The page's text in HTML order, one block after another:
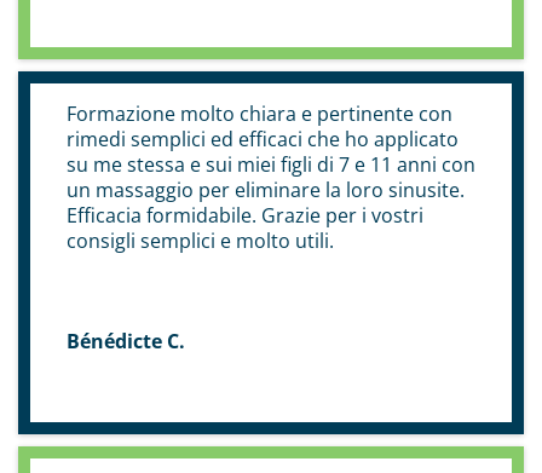
Formazione molto chiara e pertinente con
rimedi semplici ed efficaci che ho applicato
su me stessa e sui miei figli di 7 e 11 anni con
un massaggio per eliminare la loro sinusite.
Efficacia formidabile. Grazie per i vostri
consigli semplici e molto utili.
Bénédicte C.